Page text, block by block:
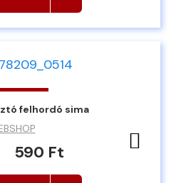
felhordó sima
590 Ft